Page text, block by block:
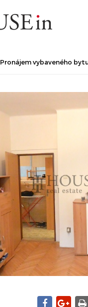
Pronájem vybaveného